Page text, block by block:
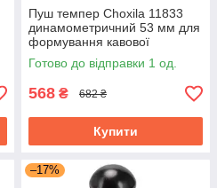
Пуш темпер Choxila 11833
динамометричний 53 мм для
формування кавової
таблетки неіржавка сталь
Готово до відправки 1 од.
568 ₴ 682 ₴
Купити
–17%